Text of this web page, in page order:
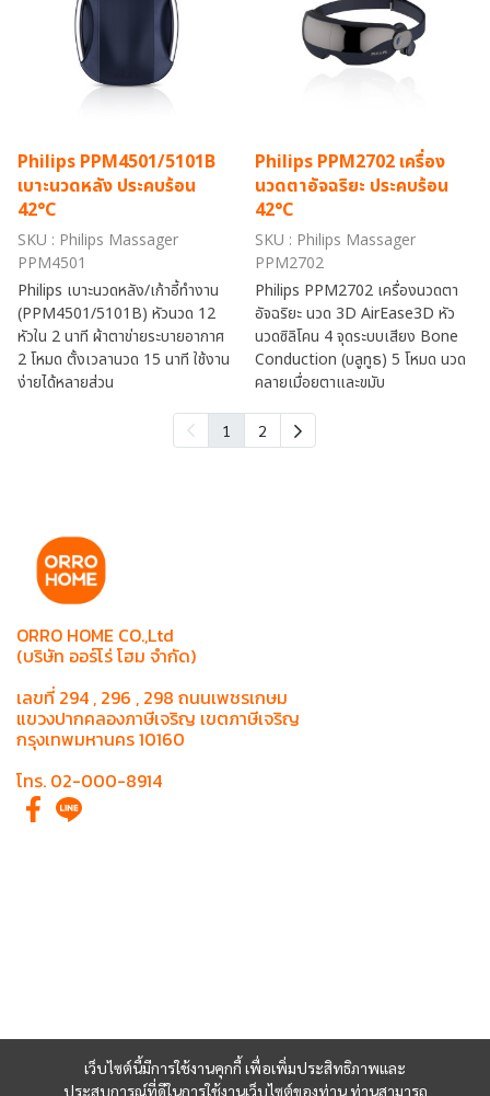
Philips PPM4501/5101B
เบาะนวดหลัง ประคบร้อน
42°C
SKU : Philips Massager
PPM4501
Philips เบาะนวดหลัง/เก้าอี้ทำงาน
(PPM4501/5101B) หัวนวด 12
หัวใน 2 นาที ผ้าตาข่ายระบายอากาศ
2 โหมด ตั้งเวลานวด 15 นาที ใช้งาน
ง่ายได้หลายส่วน
Philips PPM2702 เครื่อง
นวดตาอัจฉริยะ ประคบร้อน
42°C
SKU : Philips Massager
PPM2702
Philips PPM2702 เครื่องนวดตา
อัจฉริยะ นวด 3D AirEase3D หัว
นวดซิลิโคน 4 จุดระบบเสียง Bone
Conduction (บลูทูธ) 5 โหมด นวด
คลายเมื่อยตาและขมับ
1 2
เว็บไซต์นี้มีการใช้งานคุกกี้ เพื่อเพิ่มประสิทธิภาพและ
ประสบการณ์ที่ดีในการใช้งานเว็บไซต์ของท่าน ท่านสามารถ
ORRO HOME CO.,Ltd
(บริษัท ออร์โร่ โฮม จำกัด)
เลขที่ 294 , 296 , 298 ถนนเพชรเกษม
แขวงปากคลองภาษีเจริญ เขตภาษีเจริญ
กรุงเทพมหานคร 10160
โทร. 02-000-8914